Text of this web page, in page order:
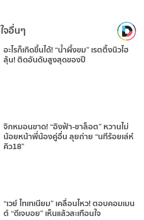
จอื่นๆ
อะไรก็เกิดขึ้นได้! “น้ำผึ้งขม” เรตติ้งนิวไฮ
ลุ้น! ติดอันดับสูงสุดของปี
จิกหมอนขาด! “อิงฟ้า-ชาล็อต” หวานไม่
น้อยหน้าพี่น้องคู่อื่น ลุยถ่าย “นทีร้อยเล่ห์
คิว18”
“เวย์ ไทเทเนียม” เคลื่อนไหว! ตอบคอมเมน
ต์ “ดีเจบอย” เห็นแล้วสะเทือนใจ